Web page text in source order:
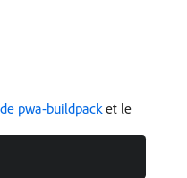
pwa-buildpacket le